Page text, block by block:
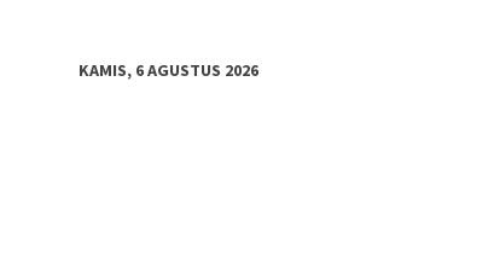
KAMIS, 6 AGUSTUS 2026